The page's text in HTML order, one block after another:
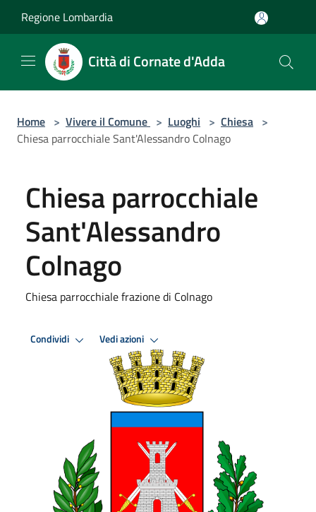
Regione Lombardia
Città di Cornate d'Adda
Home > Vivere il Comune > Luoghi > Chiesa >
Chiesa parrocchiale Sant'Alessandro Colnago
Chiesa parrocchiale
Sant'Alessandro
Colnago
Chiesa parrocchiale frazione di Colnago
Condividi Vedi azioni